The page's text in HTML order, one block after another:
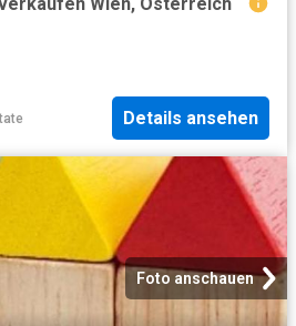
Details ansehen
Foto anschauen